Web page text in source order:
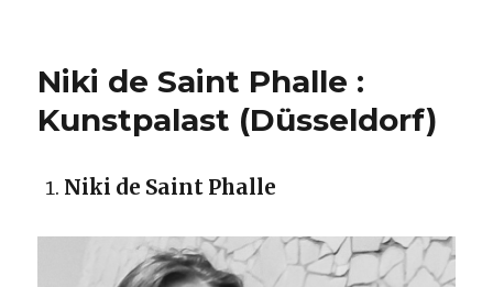
Niki de Saint Phalle :
Kunstpalast (Düsseldorf)
Niki de Saint Phalle